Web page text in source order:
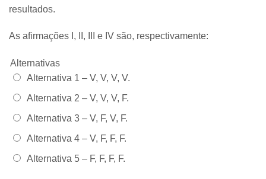
resultados.
As afirmações I, II, III e IV são, respectivamente:
Alternativas
Alternativa 1 – V, V, V, V.
Alternativa 2 – V, V, V, F.
Alternativa 3 – V, F, V, F.
Alternativa 4 – V, F, F, F.
Alternativa 5 – F, F, F, F.